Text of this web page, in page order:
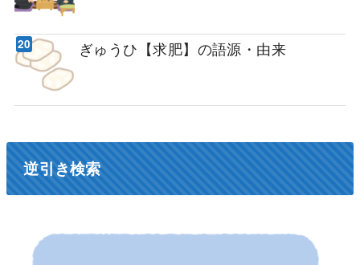
ぎゅうひ【求肥】の語源・由来
逆引き検索